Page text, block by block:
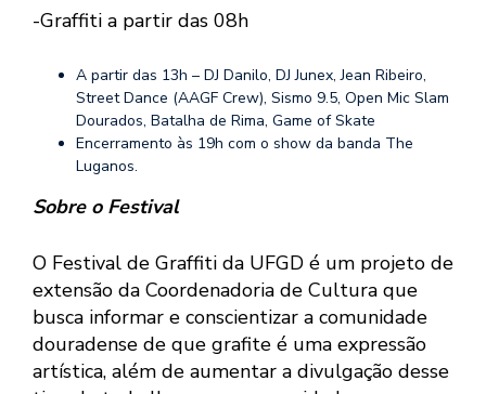
-Graffiti a partir das 08h
A partir das 13h – DJ Danilo, DJ Junex, Jean Ribeiro,
Street Dance (AAGF Crew), Sismo 9.5, Open Mic Slam
Dourados, Batalha de Rima, Game of Skate
Encerramento às 19h com o show da banda The
Luganos.
Sobre o Festival
O Festival de Graffiti da UFGD é um projeto de
extensão da Coordenadoria de Cultura que
busca informar e conscientizar a comunidade
douradense de que grafite é uma expressão
artística, além de aumentar a divulgação desse